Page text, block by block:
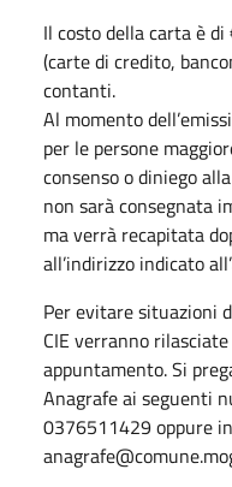
Il costo della carta è
(carte di credito,
contanti.
Al momento
per le persone
consenso o diniego
non sarà consegnata
ma verrà recapitata
all’indirizzo indicato
Per evitare situazioni
CIE verranno
appuntamento. Si
Anagrafe ai seguenti
0376511429 oppure